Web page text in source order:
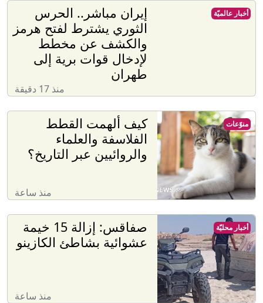
إيران مباشر.. الحرس
الثوري يشترط لفتح هرمز
والكشف عن مخطط
لإدخال قوات برية إلى
طهران
منذ 17 دقيقة
أخبار عالميّة
كيف ألهمت القطط
الفلاسفة والعلماء
والروائيين عبر التاريخ؟
منذ ساعة
منوّعات
صفاقس: إزالة 15 خيمة
عشوائية بشاطئ الكازينو
منذ ساعة
أخبار محليّة